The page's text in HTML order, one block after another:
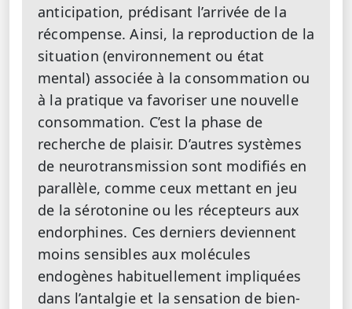
anticipation, prédisant l’arrivée de la
récompense. Ainsi, la reproduction de la
situation (environnement ou état
mental) associée à la consommation ou
à la pratique va favoriser une nouvelle
consommation. C’est la phase de
recherche de plaisir. D’autres systèmes
de neurotransmission sont modifiés en
parallèle, comme ceux mettant en jeu
de la sérotonine ou les récepteurs aux
endorphines. Ces derniers deviennent
moins sensibles aux molécules
endogènes habituellement impliquées
dans l’antalgie et la sensation de bien-